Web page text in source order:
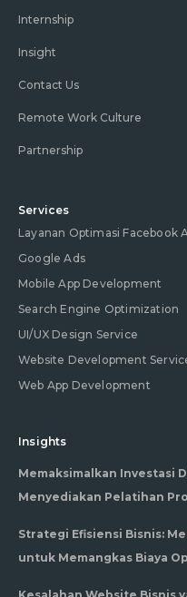
Internship
Insight
Contact Us
Remote Work Culture
Partnership
Services
Layanan Optimasi Facebook
Google Ads
Mobile App Development
Search Engine Optimization
UI/UX Design Service
Website Development
Web App Development
Insights
Memaksimalkan Investasi
Menyediakan Pelatihan
Strategi Efisiensi Bisnis:
untuk Memangkas Biaya